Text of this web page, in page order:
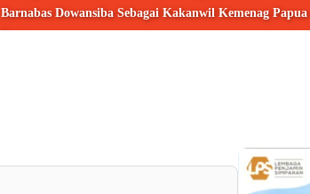
Barnabas Dowansiba Sebagai Kakanwil Kemenag Papua